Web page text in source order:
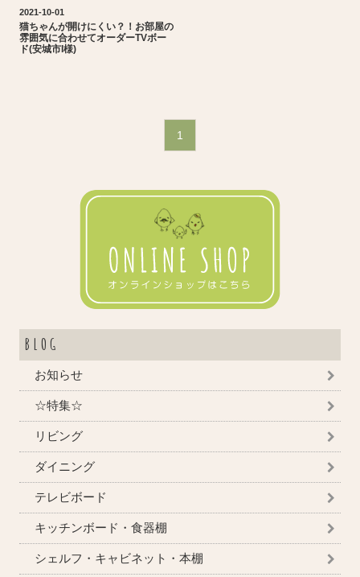
BLOG
お知らせ
☆特集☆
リビング
ダイニング
テレビボード
キッチンボード・食器棚
シェルフ・キャビネット・本棚
2021-10-01
猫ちゃんが開けにくい？！お部屋の
雰囲気に合わせてオーダーTVボー
ド(安城市I様)
1